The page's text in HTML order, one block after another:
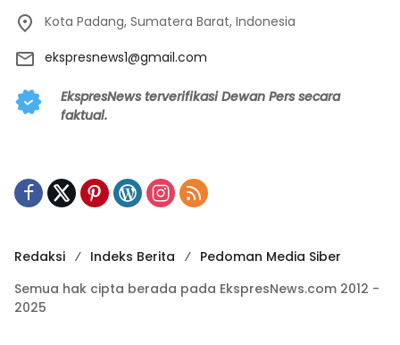
Kota Padang, Sumatera Barat, Indonesia
ekspresnews1@gmail.com
EkspresNews terverifikasi Dewan Pers secara
faktual.
Redaksi Indeks Berita
Pedoman Media Siber
Semua hak cipta berada pada EkspresNews.com 2012 -
2025